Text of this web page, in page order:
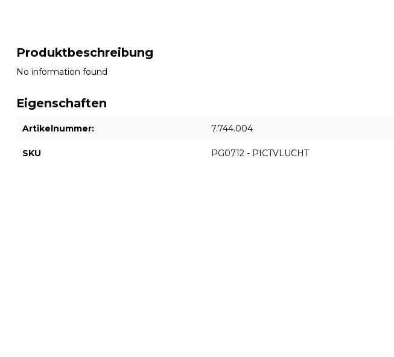
Produktbeschreibung
No information found
Eigenschaften
Artikelnummer: 7.744.004
SKU PG0712 - PICTVLUCHT